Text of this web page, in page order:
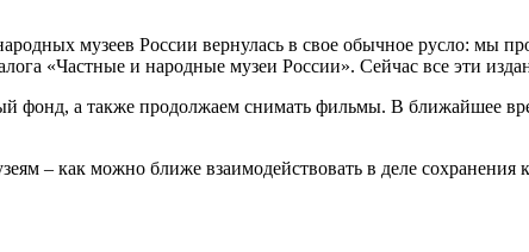
музеев России вернулась в свое обычное русло: мы
«Частные и народные музеи России». Сейчас все эти
а также продолжаем снимать фильмы. В ближайшее
– как можно ближе взаимодействовать в деле сохранения